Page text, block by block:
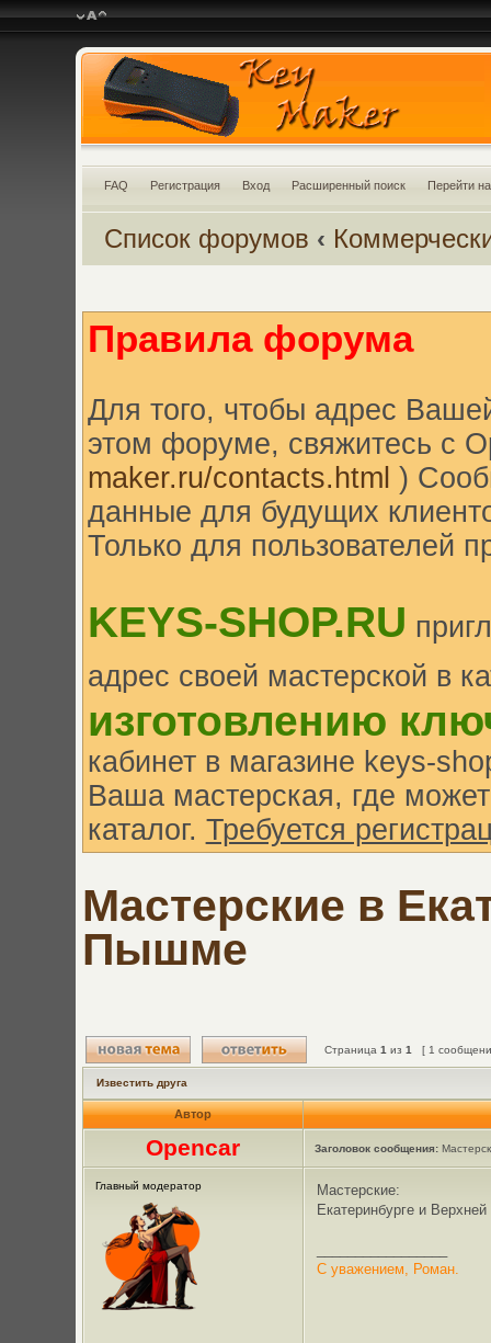
FAQ Регистрация Вход Расширенный поиск Перейти
Список форумов ‹
Правила форума
Для того, чтобы адрес
этом форуме, свяжитесь с
maker.ru/contacts.html )
данные для будущих
Только для пользователей
KEYS-SHOP.RU
адрес своей мастерской в
изготовлению
кабинет в магазине keys-
Ваша мастерская, где
каталог. Требуется
Мастерские в
Пышме
Страница 1 из 1 [ 1
Известить друга
Автор
Opencar Заголовок сообщения:
Главный модератор
Мастерские:
Екатеринбурге и
С уважением, Роман.